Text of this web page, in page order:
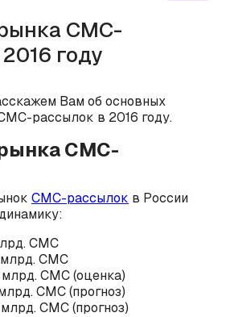
СМС-
году
Вам об основных
рассылок в 2016 году.
СМС-
СМС-рассылок в России
СМС
млрд. СМС
млрд. СМС (оценка)
СМС (прогноз)
СМС (прогноз)